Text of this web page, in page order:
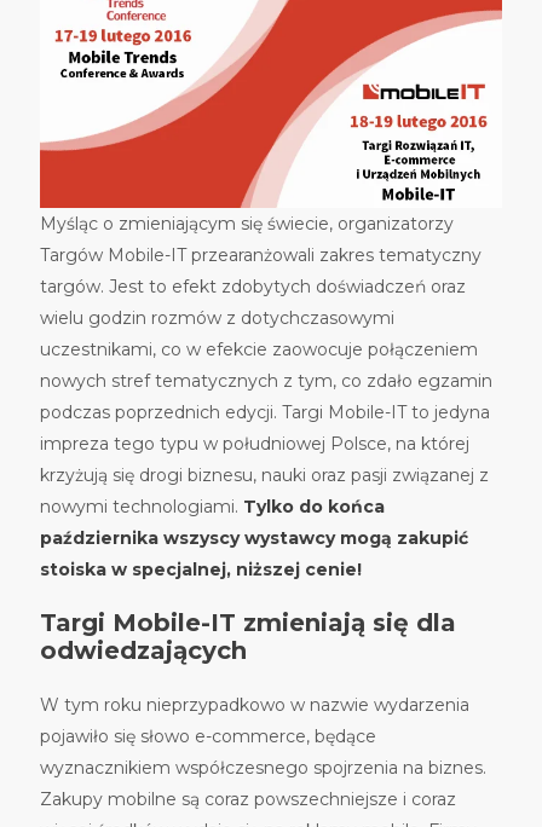
Myśląc o zmieniającym się świecie, organizatorzy
Targów Mobile-IT przearanżowali zakres tematyczny
targów. Jest to efekt zdobytych doświadczeń oraz
wielu godzin rozmów z dotychczasowymi
uczestnikami, co w efekcie zaowocuje połączeniem
nowych stref tematycznych z tym, co zdało egzamin
podczas poprzednich edycji. Targi Mobile-IT to jedyna
impreza tego typu w południowej Polsce, na której
krzyżują się drogi biznesu, nauki oraz pasji związanej z
nowymi technologiami. Tylko do końca
października wszyscy wystawcy mogą zakupić
stoiska w specjalnej, niższej cenie!
Targi Mobile-IT zmieniają się dla
odwiedzających
W tym roku nieprzypadkowo w nazwie wydarzenia
pojawiło się słowo e-commerce, będące
wyznacznikiem współczesnego spojrzenia na biznes.
Zakupy mobilne są coraz powszechniejsze i coraz